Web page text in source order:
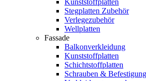
Stegplatten Zubehör
Verlegezubehör
Wellplatten
Fassade
Balkonverkleidung
Kunststoffplatten
Schichtstoffplatten
Schrauben & Befestigung